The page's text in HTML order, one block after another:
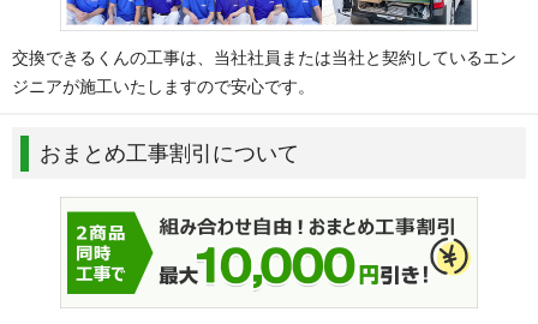
交換できるくんの工事は、当社社員または当社と契約しているエン
ジニアが施工いたしますので安心です。
おまとめ工事割引について